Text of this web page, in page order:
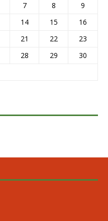
7 8
9
14 15
16
21 22
23
28 29
30